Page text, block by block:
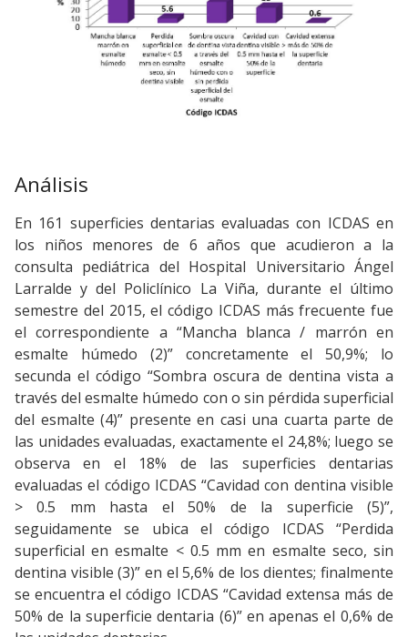
Análisis
En 161 superficies dentarias evaluadas con ICDAS en
los niños menores de 6 años que acudieron a la
consulta pediátrica del Hospital Universitario Ángel
Larralde y del Policlínico La Viña, durante el último
semestre del 2015, el código ICDAS más frecuente fue
el correspondiente a “Mancha blanca / marrón en
esmalte húmedo (2)” concretamente el 50,9%; lo
secunda el código “Sombra oscura de dentina vista a
través del esmalte húmedo con o sin pérdida superficial
del esmalte (4)” presente en casi una cuarta parte de
las unidades evaluadas, exactamente el 24,8%; luego se
observa en el 18% de las superficies dentarias
evaluadas el código ICDAS “Cavidad con dentina visible
> 0.5 mm hasta el 50% de la superficie (5)”,
seguidamente se ubica el código ICDAS “Perdida
superficial en esmalte < 0.5 mm en esmalte seco, sin
dentina visible (3)” en el 5,6% de los dientes; finalmente
se encuentra el código ICDAS “Cavidad extensa más de
50% de la superficie dentaria (6)” en apenas el 0,6% de